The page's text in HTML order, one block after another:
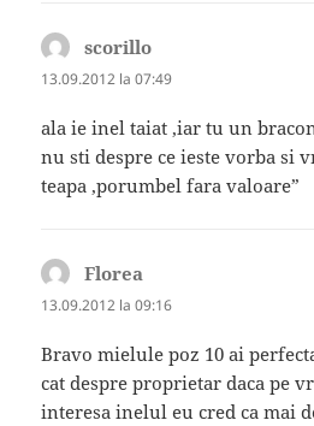
scorillo
13.09.2012 la 07:49
ala ie inel taiat ,iar tu un
nu sti despre ce ieste vorba si
teapa ,porumbel fara valoare”
Florea
13.09.2012 la 09:16
Bravo mielule poz 10 ai
cat despre proprietar daca pe
interesa inelul eu cred ca mai